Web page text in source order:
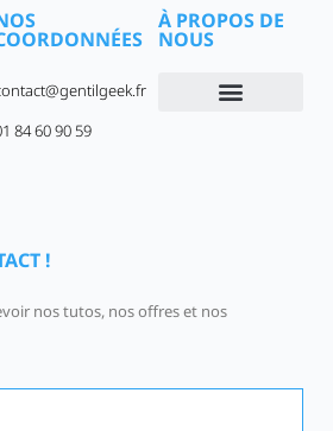
84 60 90 59
À PROPOS DE
NOUS
!
nos tutos, nos offres et nos